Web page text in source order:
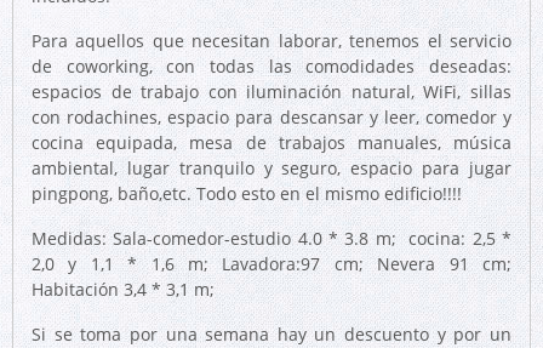
Para aquellos que necesitan laborar, tenemos el servicio
de coworking, con todas las comodidades deseadas:
espacios de trabajo con iluminación natural, WiFi, sillas
con rodachines, espacio para descansar y leer, comedor y
cocina equipada, mesa de trabajos manuales, música
ambiental, lugar tranquilo y seguro, espacio para jugar
pingpong, baño,etc. Todo esto en el mismo edificio!!!!
Medidas: Sala-comedor-estudio 4.0 * 3.8 m; cocina: 2,5 *
2,0 y 1,1 * 1,6 m; Lavadora:97 cm; Nevera 91 cm;
Habitación 3,4 * 3,1 m;
Si se toma por una semana hay un descuento y por un